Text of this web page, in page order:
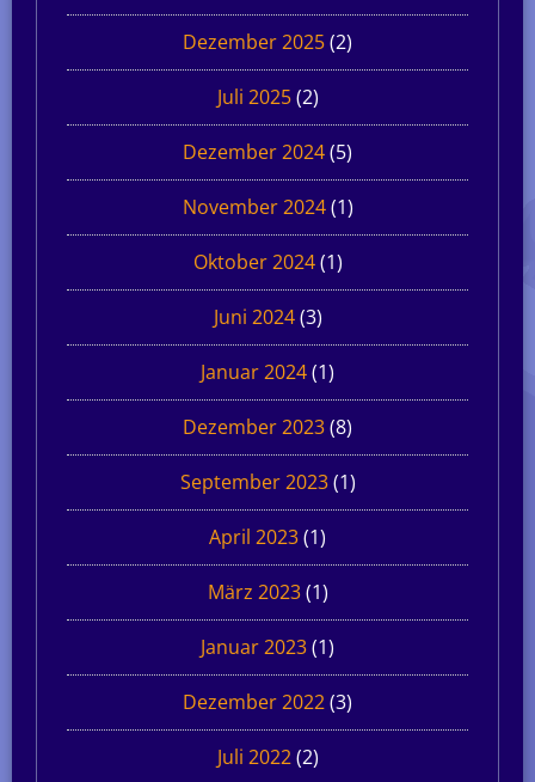
Dezember 2025(2)
Juli 2025(2)
Dezember 2024(5)
November 2024(1)
Oktober 2024(1)
Juni 2024(3)
Januar 2024(1)
Dezember 2023(8)
September 2023(1)
April 2023(1)
März 2023(1)
Januar 2023(1)
Dezember 2022(3)
Juli 2022(2)